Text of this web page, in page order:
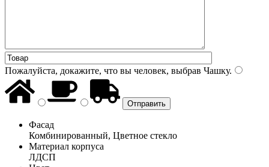
Пожалуйста, докажите, что вы человек, выбрав Чашку.
Фасад
Комбинированный, Цветное стекло
Материал корпуса
ЛДСП